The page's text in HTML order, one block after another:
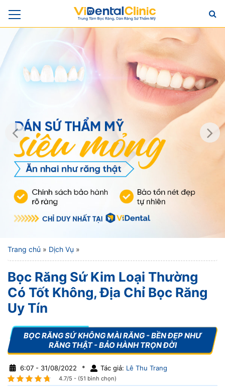
Trang chủ » Dịch Vụ »
Bọc Răng Sứ Kim Loại Thường
Có Tốt Không, Địa Chỉ Bọc Răng
Uy Tín
6:07 - 31/08/2022 * Tác giả: Lê Thu Trang
4.7/5 - (51 bình chọn)